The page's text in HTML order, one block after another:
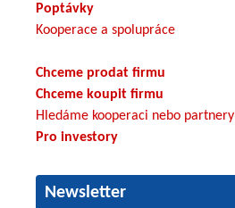
Poptávky
Kooperace a spolupráce
Chceme prodat firmu
Chceme koupit firmu
Hledáme kooperaci nebo partnery
Pro investory
Newsletter